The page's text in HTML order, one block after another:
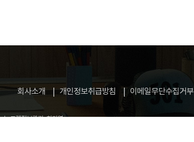
회사소개 개인정보취급방침 이메일무단수집거부
고객정보관리 : 허지영